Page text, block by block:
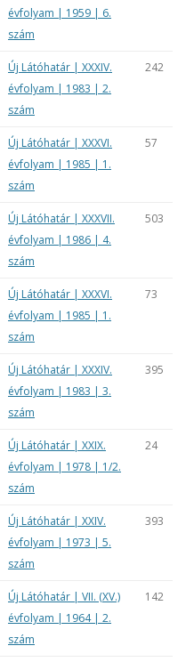
évfolyam | 1959 | 6.
szám
Új Látóhatár | XXXIV.
évfolyam | 1983 | 2.
szám
242
Új Látóhatár | XXXVI.
évfolyam | 1985 | 1.
szám
57
Új Látóhatár | XXXVII.
évfolyam | 1986 | 4.
szám
503
Új Látóhatár | XXXVI.
évfolyam | 1985 | 1.
szám
73
Új Látóhatár | XXXIV.
évfolyam | 1983 | 3.
szám
395
Új Látóhatár | XXIX.
évfolyam | 1978 | 1/2.
szám
24
Új Látóhatár | XXIV.
évfolyam | 1973 | 5.
szám
393
Új Látóhatár | VII. (XV.)
évfolyam | 1964 | 2.
szám
142